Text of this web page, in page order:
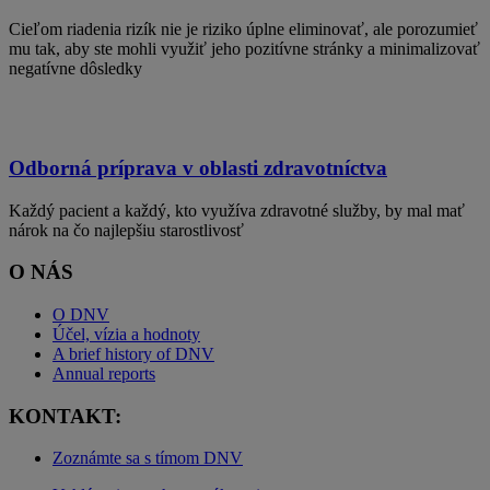
Cieľom riadenia rizík nie je riziko úplne eliminovať, ale porozumieť
mu tak, aby ste mohli využiť jeho pozitívne stránky a minimalizovať
negatívne dôsledky
Odborná príprava v oblasti zdravotníctva
Každý pacient a každý, kto využíva zdravotné služby, by mal mať
nárok na čo najlepšiu starostlivosť
O NÁS
O DNV
Účel, vízia a hodnoty
A brief history of DNV
Annual reports
KONTAKT:
Zoznámte sa s tímom DNV